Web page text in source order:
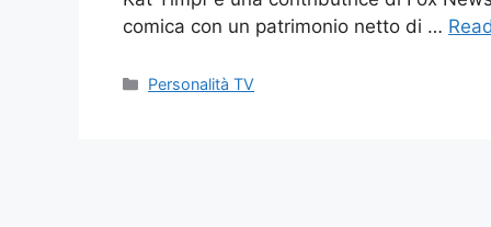
comica con un patrimonio netto di …
Categories
Personalità TV